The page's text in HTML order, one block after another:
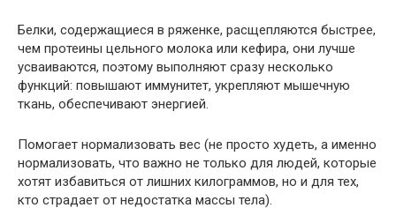
Белки, содержащиеся в ряженке, расщепляются быстрее,
чем протеины цельного молока или кефира, они лучше
усваиваются, поэтому выполняют сразу несколько
функций: повышают иммунитет, укрепляют мышечную
ткань, обеспечивают энергией.
Помогает нормализовать вес (не просто худеть, а именно
нормализовать, что важно не только для людей, которые
хотят избавиться от лишних килограммов, но и для тех,
кто страдает от недостатка массы тела).